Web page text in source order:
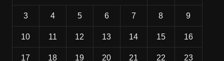
3 4 5 6 7 8 9
10 11 12 13 14 15 16
17 18 19 20 21 22 23